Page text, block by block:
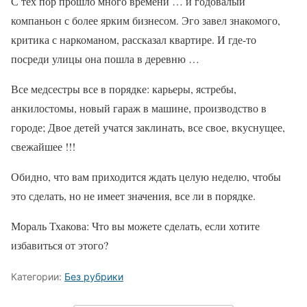
компаньон с более ярким бизнесом. Эго завел знакомого,
критика с наркоманом, рассказал квартире. И где-то
посреди улицы она пошла в деревню …
Все медсестры все в порядке: карьеры, ястребы,
анкилостомы, новый гараж в машине, производство в
городе; Двое детей учатся заклинать, все свое, вкуснущее,
свежайшее !!!
Обидно, что вам приходится ждать целую неделю, чтобы
это сделать, но не имеет значения, все ли в порядке.
Мораль Тхакова: Что вы можете сделать, если хотите
избавиться от этого?
Категории: Без рубрики